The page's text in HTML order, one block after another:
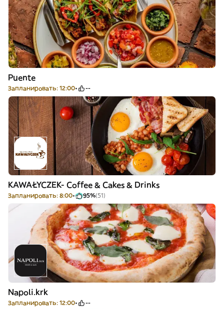
Puente
Запланировать: 12:00 --
KAWAŁYCZEK- Coffee & Cakes & Drinks
Запланировать: 8:00 95%(51)
Napoli.krk
Запланировать: 12:00 --